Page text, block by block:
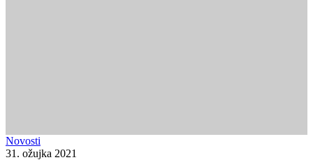
Novosti
31. ožujka 2021